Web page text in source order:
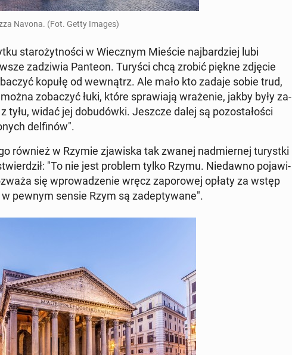
Navona. (Fot. Getty Images)
sta­ro­żyt­no­ści w Wiecz­nym Mieście naj­bar­dziej lubi
za­dzi­wia Panteon. Turyści chcą zrobić piękne zdjęcie
kopułę od we­wnątrz. Ale mało kto zadaje sobie trud,
zo­ba­czyć łuki, które spra­wia­ją wra­że­nie, jakby były za­
tyłu, widać jej do­bu­dów­ki. Jeszcze dalej są po­zo­sta­ło­ści
del­fi­nów".
również w Rzymie zja­wi­ska tak zwanej nad­mier­nej tu­ryst­ki
"To nie jest problem tylko Rzymu. Nie­daw­no po­ja­wi­
się wpro­wa­dze­nie wręcz za­po­ro­wej opłaty za wstęp
pewnym sensie Rzym są za­dep­ty­wa­ne".